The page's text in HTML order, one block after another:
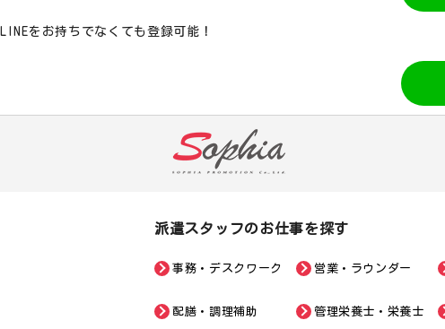
LINEをお持ちでなくても登録可能！
派遣スタッフのお仕事を探す
事務・デスクワーク
配膳・調理補助
営業・ラウンダー
管理栄養士・栄養士